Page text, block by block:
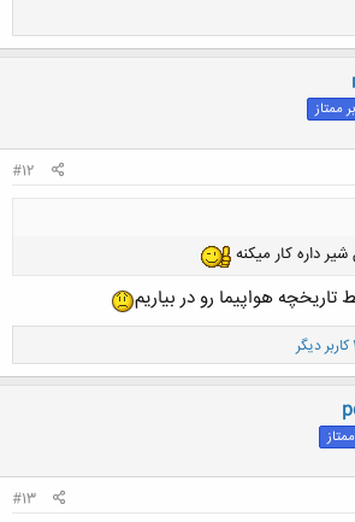
ممتاز
#12
داره کار میکنه
هواپیما رو در بیاریم
#13